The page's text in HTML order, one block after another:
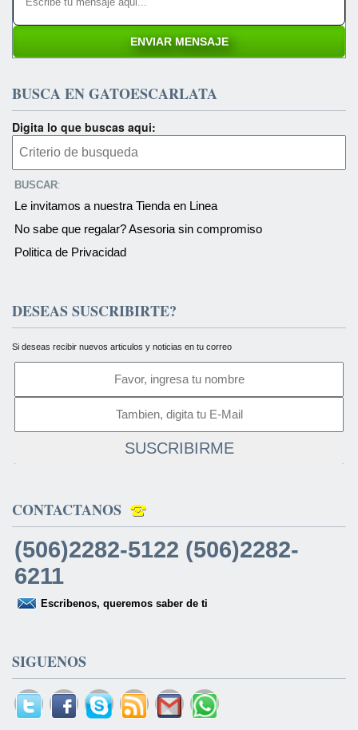
BUSCA EN GATOESCARLATA
Digita lo que buscas aqui:
BUSCAR:
Le invitamos a nuestra Tienda en Linea
No sabe que regalar? Asesoria sin compromiso
Politica de Privacidad
DESEAS SUSCRIBIRTE?
Si deseas recibir nuevos articulos y noticias en tu correo
SUSCRIBIRME
CONTACTANOS
(506)2282-5122 (506)2282-
6211
Escribenos, queremos saber de ti
SIGUENOS